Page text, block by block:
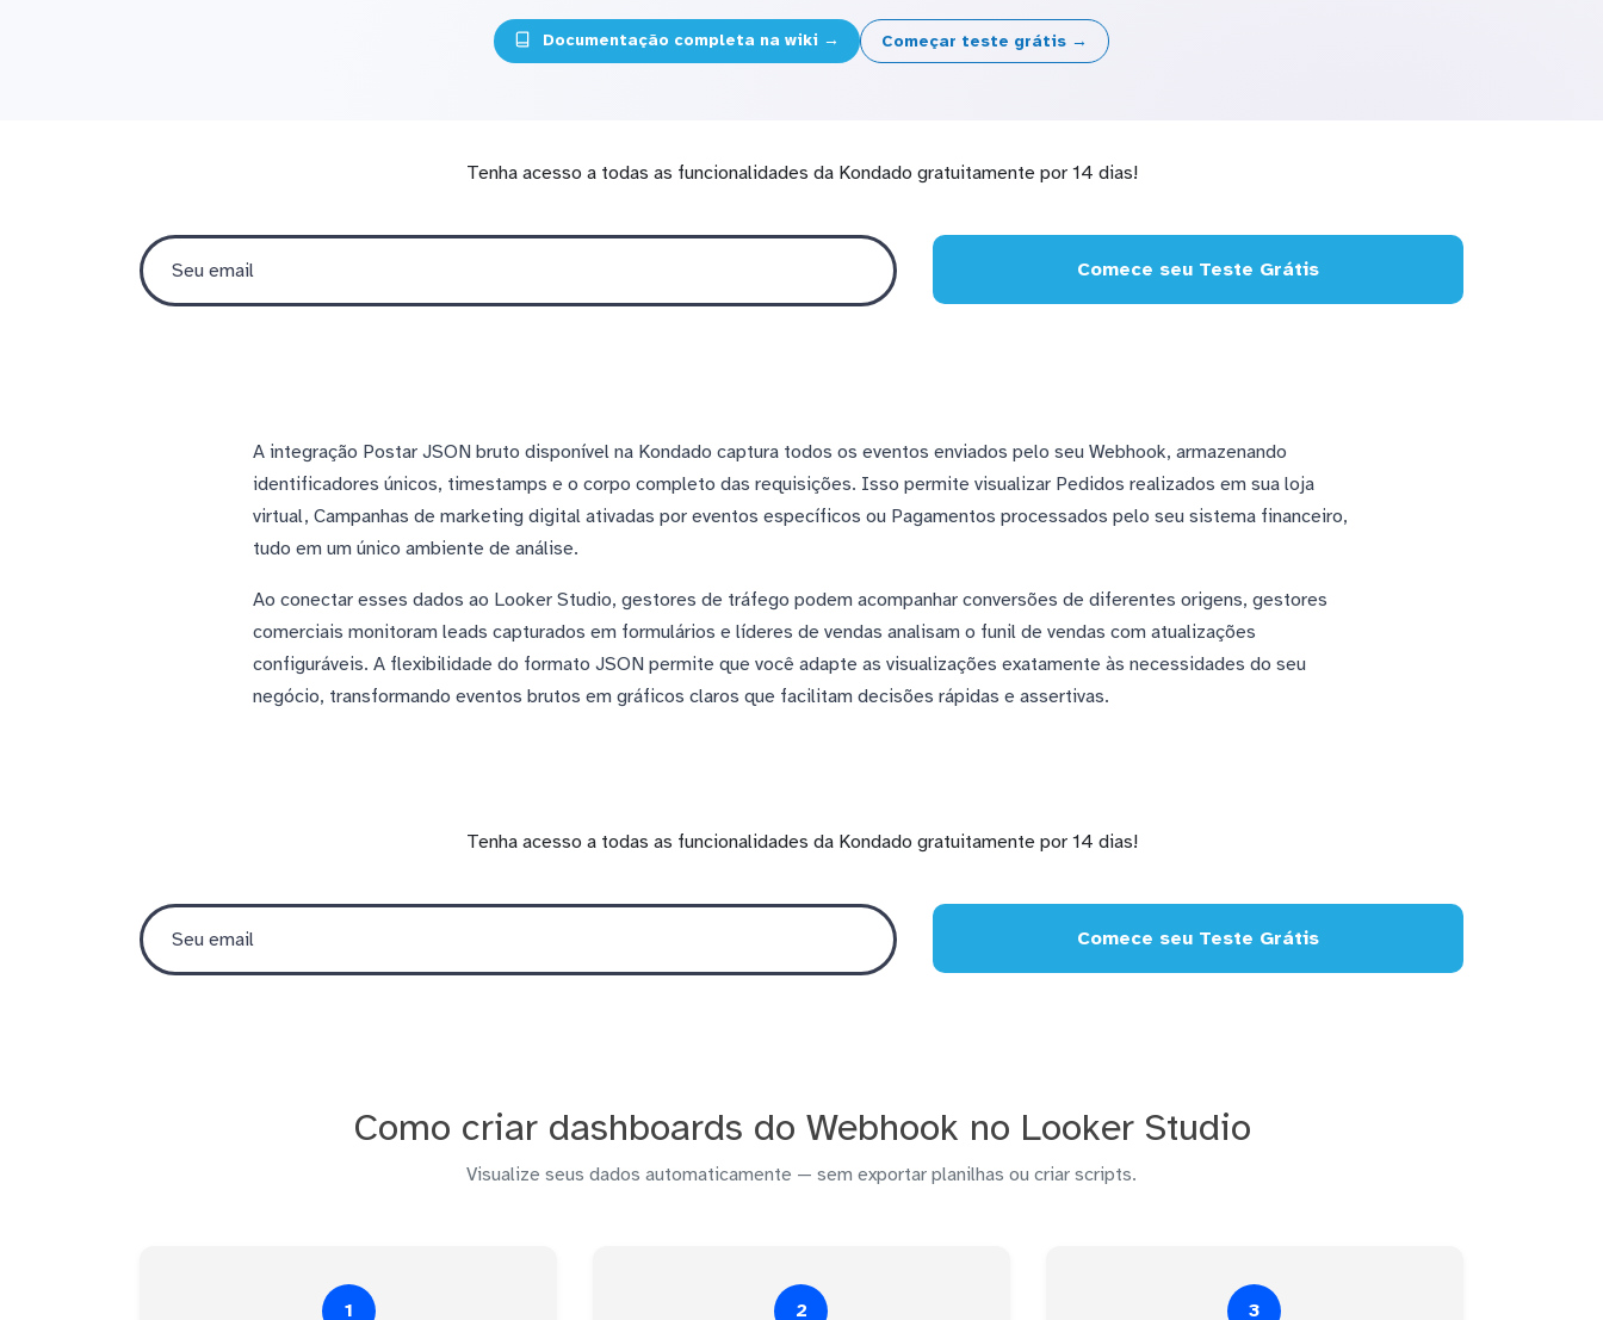
Documentação completa na wiki → Começar teste grátis →
Tenha acesso a todas as funcionalidades da Kondado gratuitamente por 14 dias!
Comece seu Teste Grátis
A integração Postar JSON bruto disponível na Kondado captura todos os eventos enviados pelo seu Webhook, armazenando
identificadores únicos, timestamps e o corpo completo das requisições. Isso permite visualizar Pedidos realizados em sua loja
virtual, Campanhas de marketing digital ativadas por eventos específicos ou Pagamentos processados pelo seu sistema financeiro,
tudo em um único ambiente de análise.
Ao conectar esses dados ao Looker Studio, gestores de tráfego podem acompanhar conversões de diferentes origens, gestores
comerciais monitoram leads capturados em formulários e líderes de vendas analisam o funil de vendas com atualizações
configuráveis. A flexibilidade do formato JSON permite que você adapte as visualizações exatamente às necessidades do seu
negócio, transformando eventos brutos em gráficos claros que facilitam decisões rápidas e assertivas.
Tenha acesso a todas as funcionalidades da Kondado gratuitamente por 14 dias!
Comece seu Teste Grátis
Como criar dashboards do Webhook no Looker Studio
Visualize seus dados automaticamente — sem exportar planilhas ou criar scripts.
1 2 3